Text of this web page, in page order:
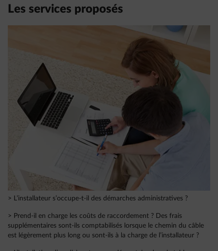
Les services proposés
> L’installateur s’occupe-t-il des démarches administratives ?
> Prend-il en charge les coûts de raccordement ? Des frais
supplémentaires sont-ils comptabilisés lorsque le chemin du câble
est légèrement plus long ou sont-ils à la charge de l’installateur ?